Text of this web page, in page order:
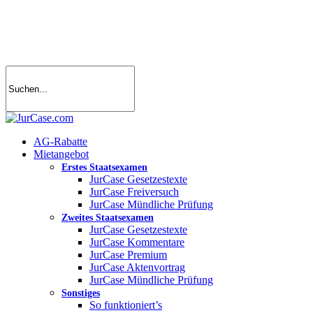
search
account
Menu
AG-Rabatte
Mietangebot
Erstes Staatsexamen
JurCase Gesetzestexte
JurCase Freiversuch
JurCase Mündliche Prüfung
Zweites Staatsexamen
JurCase Gesetzestexte
JurCase Kommentare
JurCase Premium
JurCase Aktenvortrag
JurCase Mündliche Prüfung
Sonstiges
So funktioniert’s